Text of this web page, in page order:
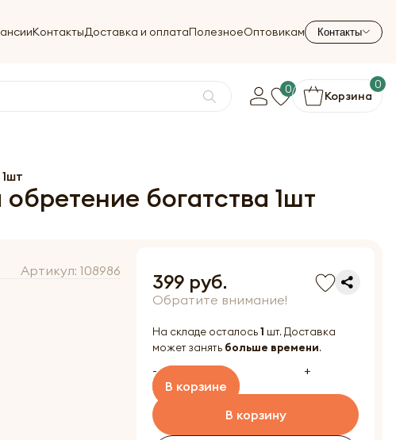
КонтактыДоставка и оплатаПолезноеОптовикам Контакты
0 Корзина
0
богатства 1шт
Артикул: 108986 399 руб.
Обратите внимание!
На складе осталось1 шт. Доставка
может занять больше времени.
-
+
В корзине
В корзину